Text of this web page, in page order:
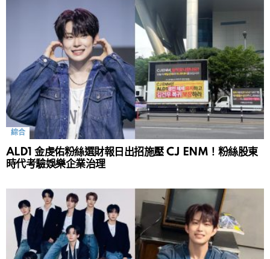
綜合
ALD1 金虔佑粉絲選財報日出招施壓 CJ ENM！粉絲股東
時代考驗娛樂企業治理